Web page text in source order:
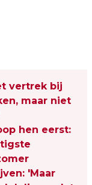
vertrek bij
maar niet
hen eerst:
'Maar